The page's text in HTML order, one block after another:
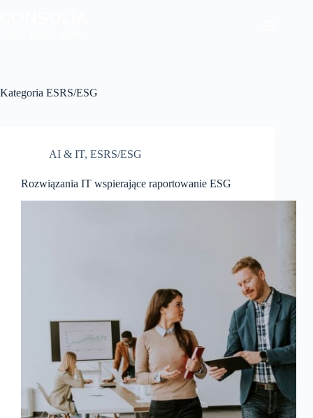
Kategoria ESRS/ESG
AI & IT, ESRS/ESG
Rozwiązania IT wspierające raportowanie ESG